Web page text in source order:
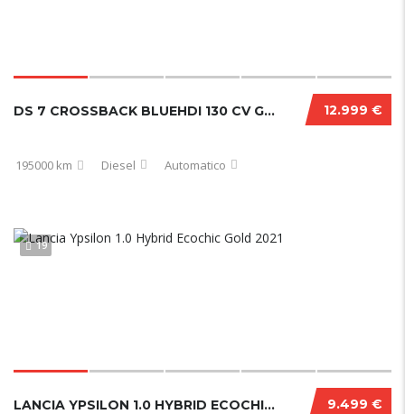
12.999 €
DS 7 CROSSBACK BLUEHDI 130 CV GRAND CHIC PERFORMANCE LINE+
195000 km Diesel Automatico
19
9.499 €
LANCIA YPSILON 1.0 HYBRID ECOCHIC GOLD 2021